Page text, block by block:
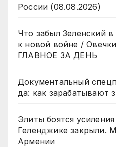
России (08.08.2026)
Что забыл Зеленский
к новой войне /
ГЛАВНОЕ ЗА ДЕНЬ
Документальный
да: как зарабатывают
Элиты боятся
Геленджике закрыли.
Армении